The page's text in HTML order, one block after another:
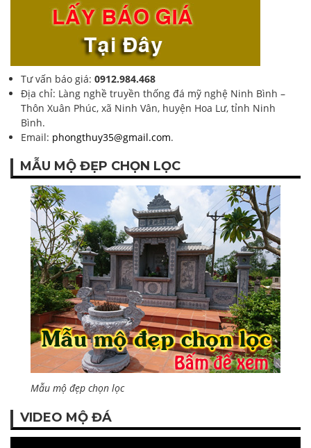
Tư vấn báo giá: 0912.984.468
Địa chỉ: Làng nghề truyền thống đá mỹ nghệ Ninh Bình –
Thôn Xuân Phúc, xã Ninh Vân, huyện Hoa Lư, tỉnh Ninh
Bình.
Email: phongthuy35@gmail.com.
MẪU MỘ ĐẸP CHỌN LỌC
Mẫu mộ đẹp chọn lọc
VIDEO MỘ ĐÁ